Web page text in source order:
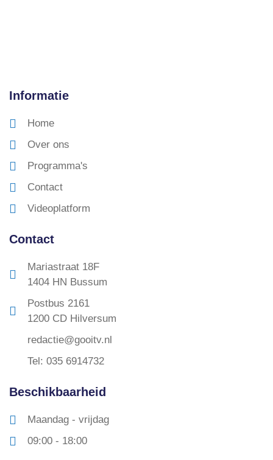
Informatie
Home
Over ons
Programma's
Contact
Videoplatform
Contact
Mariastraat 18F
1404 HN Bussum
Postbus 2161
1200 CD Hilversum
redactie@gooitv.nl
Tel: 035 6914732
Beschikbaarheid
Maandag - vrijdag
09:00 - 18:00